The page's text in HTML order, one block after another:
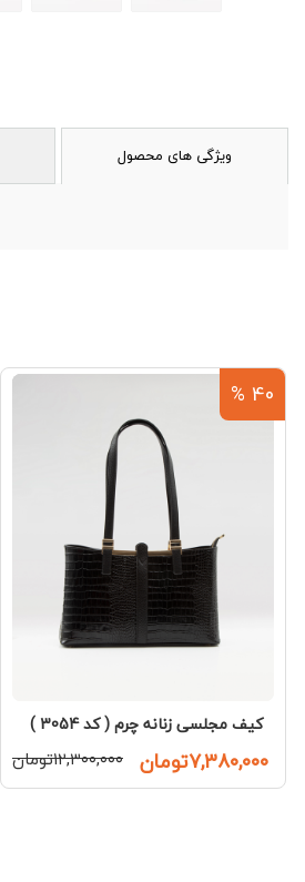
ویژگی های محصول
40 %
کیف مجلسی زنانه چرم ( کد 3054 )
۷,۳۸۰,۰۰۰تومان ۱۲,۳۰۰,۰۰۰تومان